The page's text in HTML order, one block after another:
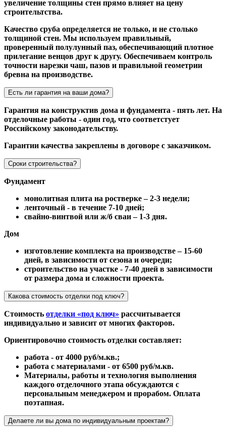
увеличение толщины стен прямо влияет на цену
строительтства.
Качество сруба определяется не только, и не столько
толщиной стен. Мы используем правильный,
проверенный полулунный паз, обеспечивающий плотное
прилегание венцов друг к другу. Обеспечиваем контроль
точности нарезки чаш, пазов и правильной геометрии
бревна на производстве.
Есть ли гарантия на ваши дома?
Гарантия на конструктив дома и фундамента - пять лет. На
отделочные работы - один год, что соответстует
Российскому законодательству.
Гарантии качества закреплены в договоре с заказчиком.
Сроки строительства?
Фундамент
монолитная плита на ростверке – 2-3 недели;
ленточный - в течение 7-10 дней;
свайно-винтвой или ж/б сваи – 1-3 дня.
Дом
изготовление комплекта на производстве – 15-60
дней, в зависимости от сезона и очереди;
строительство на участке - 7-40 дней в зависимости
от размера дома и сложности проекта.
Какова стоимость отделки под ключ?
Стоимость отделки «под ключ» рассчитывается
индивидуально и зависит от многих факторов.
Ориентировочно стоимость отделки составляет:
работа - от 4000 руб/м.кв.;
работа с материалами - от 6500 руб/м.кв.
Материалы, работы и технология выполнения
каждого отделочного этапа обсуждаются с
персональным менеджером и прорабом. Оплата
поэтапная.
Делаете ли вы дома по индивидуальным проектам?